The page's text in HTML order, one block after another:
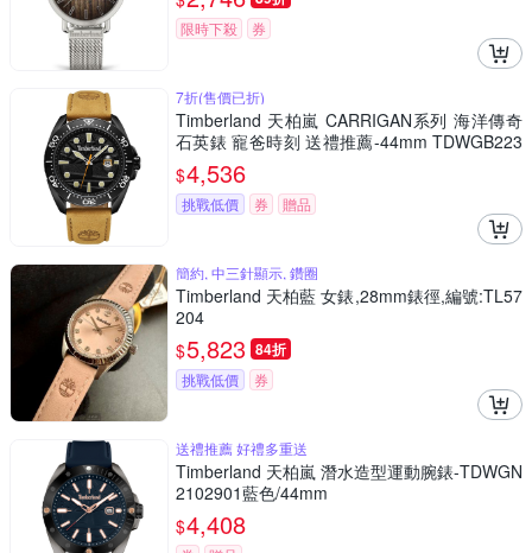
限時下殺 券
7折(售價已折)
Timberland 天柏嵐 CARRIGAN系列 海洋傳奇
石英錶 寵爸時刻 送禮推薦-44mm TDWGB223
0601
$4,536
挑戰低價 券 贈品
簡約, 中三針顯示, 鑽圈
Timberland 天柏藍 女錶,28mm錶徑,編號:TL57
204
$5,823 84折
挑戰低價 券
送禮推薦 好禮多重送
Timberland 天柏嵐 潛水造型運動腕錶-TDWGN
2102901藍色/44mm
$4,408